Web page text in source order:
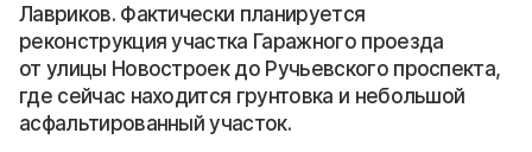
Лавриков. Фактически планируется
реконструкция участка Гаражного проезда
от улицы Новостроек до Ручьевского проспекта,
где сейчас находится грунтовка и небольшой
асфальтированный участок.